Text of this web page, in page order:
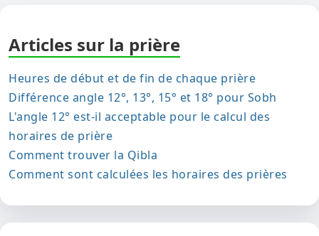
Articles sur la prière
Heures de début et de fin de chaque prière
Différence angle 12°, 13°, 15° et 18° pour Sobh
L'angle 12° est-il acceptable pour le calcul des
horaires de prière
Comment trouver la Qibla
Comment sont calculées les horaires des prières